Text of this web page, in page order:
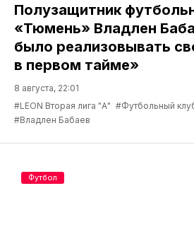
Полузащитник
«Тюмень» Владлен
было реализовывать
в первом тайме»
8 августа, 22:01
#LEON Вторая лига "А" #Футбольный
#Владлен Бабаев
Футбол